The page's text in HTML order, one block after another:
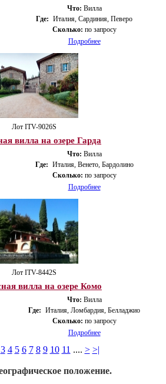
Что: Вилла
Где: Италия, Сардиния, Певеро
Сколько: по запросу
Подробнее
Лот ITV-9026S
вилла на озере Гарда
Что: Вилла
Где: Италия, Венето, Бардолино
Сколько: по запросу
Подробнее
Лот ITV-8442S
вилла на озере Комо
Что: Вилла
Где: Италия, Ломбардия, Белладжио
Сколько: по запросу
Подробнее
3 4 5 6 7 8 9 10 11 .... > >|
положение.